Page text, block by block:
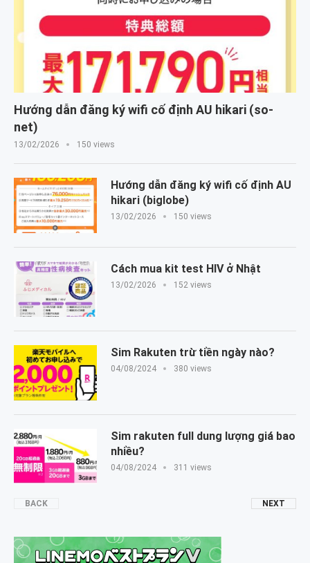
Hướng dẫn đăng ký wifi cố định AU hikari (so-
net)
13/02/2026 150 views
Hướng dẫn đăng ký wifi cố định AU
hikari (biglobe)
13/02/2026 150 views
Cách mua kit test HIV ở Nhật
13/02/2026 152 views
Sim Rakuten trừ tiền ngày nào?
04/08/2024 380 views
Sim rakuten full dung lượng giá bao
nhiều?
04/08/2024 311 views
BACK NEXT